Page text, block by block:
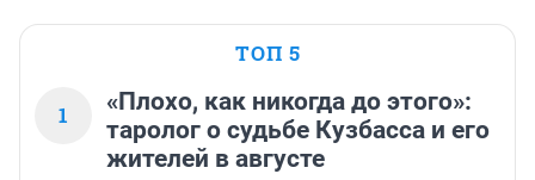
ТОП 5
1
«Плохо, как никогда до этого»:
таролог о судьбе Кузбасса и его
жителей в августе